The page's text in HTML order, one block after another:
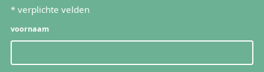
* verplichte velden
voornaam